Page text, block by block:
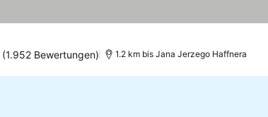
(1.952 Bewertungen) 1.2 km bis Jana Jerzego Haffnera